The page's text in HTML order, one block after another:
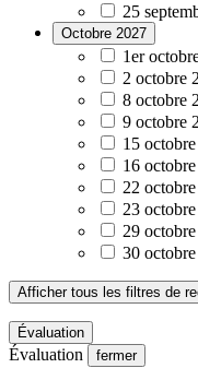
25
Octobre 2027
1er
2 octobre
8 octobre
9 octobre
15
16
22
23
29
30
Afficher tous les filtres de
Évaluation
Évaluation fermer